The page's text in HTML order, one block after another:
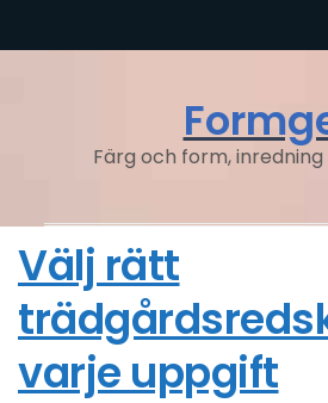
Färg och form,
Välj rätt
varje uppgift